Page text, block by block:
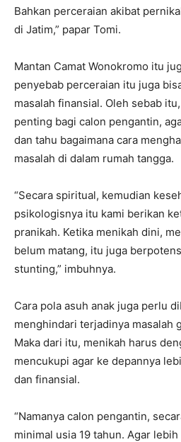
Bahkan perceraian akibat
di Jatim,” papar Tomi.
Mantan Camat Wonokromo itu
penyebab perceraian itu juga
masalah finansial. Oleh sebab
penting bagi calon pengantin,
dan tahu bagaimana cara
masalah di dalam rumah tangga.
“Secara spiritual, kemudian
psikologisnya itu kami berikan
pranikah. Ketika menikah dini,
belum matang, itu juga
stunting,” imbuhnya.
Cara pola asuh anak juga perlu
menghindari terjadinya masalah
Maka dari itu, menikah harus
mencukupi agar ke depannya
dan finansial.
“Namanya calon pengantin,
minimal usia 19 tahun. Agar